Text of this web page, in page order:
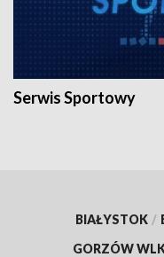
Serwis Sportowy
BIAŁYSTOK /
GORZÓW